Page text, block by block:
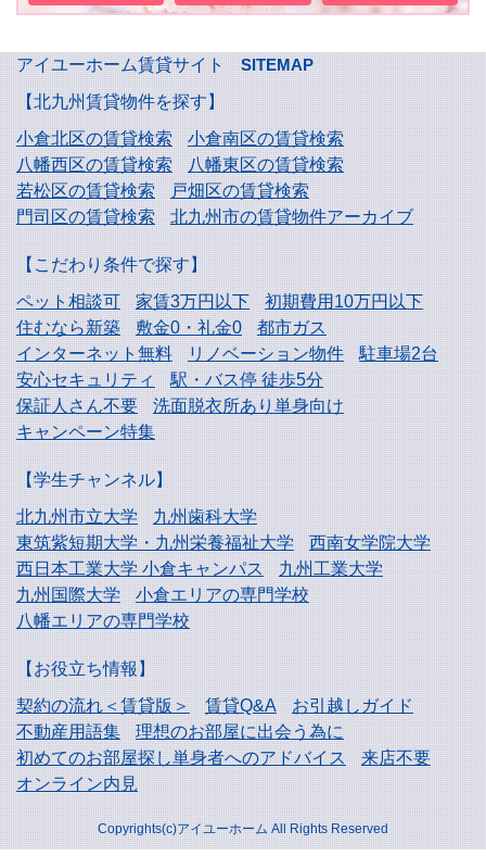
アイユーホーム賃貸サイト
SITEMAP
【北九州賃貸物件を探す】
小倉北区の賃貸検索
小倉南区の賃貸検索
八幡西区の賃貸検索
八幡東区の賃貸検索
若松区の賃貸検索
戸畑区の賃貸検索
門司区の賃貸検索
北九州市の賃貸物件アーカイブ
【こだわり条件で探す】
ペット相談可
家賃3万円以下
初期費用10万円以下
住むなら新築
敷金0・礼金0
都市ガス
インターネット無料
リノベーション物件
駐車場2台
安心セキュリティ
駅・バス停 徒歩5分
保証人さん不要
洗面脱衣所あり単身向け
キャンペーン特集
【学生チャンネル】
北九州市立大学
九州歯科大学
東筑紫短期大学・九州栄養福祉大学
西南女学院大学
西日本工業大学小倉キャンパス
九州工業大学
九州国際大学
小倉エリアの専門学校
八幡エリアの専門学校
【お役立ち情報】
契約の流れ＜賃貸版＞
賃貸Q&A
お引越しガイド
不動産用語集
理想のお部屋に出会う為に
初めてのお部屋探し単身者へのアドバイス
来店不要
オンライン内見
Copyrights(c)アイユーホーム All Rights Reserved